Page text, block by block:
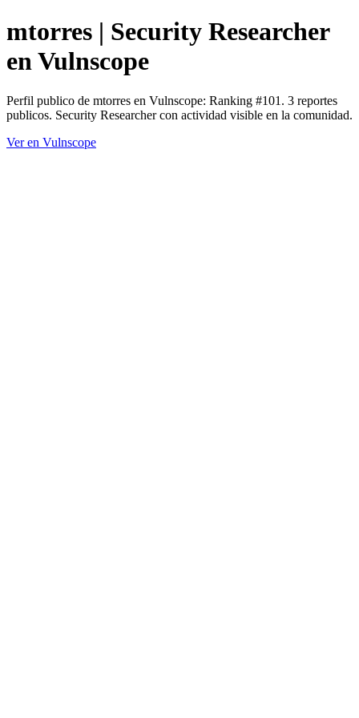
mtorres | Security Researcher
en Vulnscope
Perfil publico de mtorres en Vulnscope: Ranking #101. 3 reportes
publicos. Security Researcher con actividad visible en la comunidad.
Ver en Vulnscope